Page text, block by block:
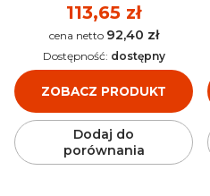
Cena
113,65 zł
Cena 92,40 zł
ZOBACZ PRODUKT
Dostępność: dostępny
Dodaj do
porównania